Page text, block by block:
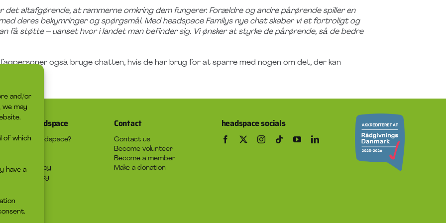
and/or
may
of which
have a
det altafgørende, at rammerne omkring dem fungerer. Forældre og andre pårørende spiller en
deres bekymringer og spørgsmål. Med headspace Familys nye chat skaber vi et fortroligt og
få støtte – uanset hvor i landet man befinder sig. Vi ønsker at styrke de pårørende, så de bedre
også bruge chatten, hvis de har brug for at sparre med nogen om det, der kan
About headspace
What is headspace?
Privacy policy
Cookie policy
Contact
Contact us
Become volunteer
Become a member
Make a donation
headspace socials